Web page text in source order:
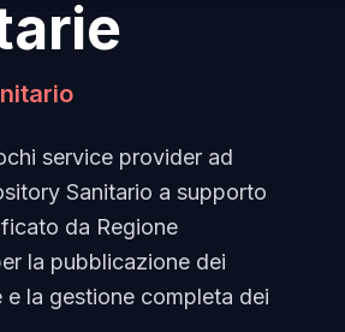
service provider ad
Sanitario a supporto
da Regione
la pubblicazione dei
e la gestione completa dei